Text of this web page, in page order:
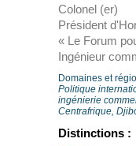
Colonel (er)
Président
« Le Forum
Ingénieur
Domaines et
Politique
ingénierie
Centrafrique,
Distinctions :